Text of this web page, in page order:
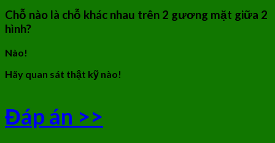
Chỗ nào là chỗ khác nhau trên 2 gương mặt giữa 2
hình?
Nào!
Hãy quan sát thật kỹ nào!
Đáp án >>